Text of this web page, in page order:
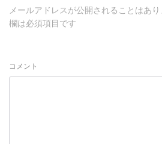
メールアドレスが公開されることはあり
欄は必須項目です
コメント